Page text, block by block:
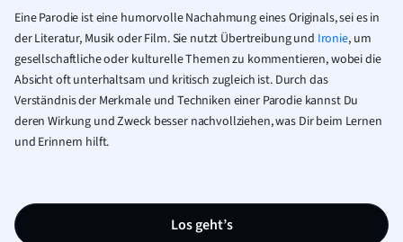
Eine Parodie ist eine humorvolle Nachahmung eines Originals, sei es in
der Literatur, Musik oder Film. Sie nutzt Übertreibung und Ironie, um
gesellschaftliche oder kulturelle Themen zu kommentieren, wobei die
Absicht oft unterhaltsam und kritisch zugleich ist. Durch das
Verständnis der Merkmale und Techniken einer Parodie kannst Du
deren Wirkung und Zweck besser nachvollziehen, was Dir beim Lernen
und Erinnern hilft.
Los geht’s